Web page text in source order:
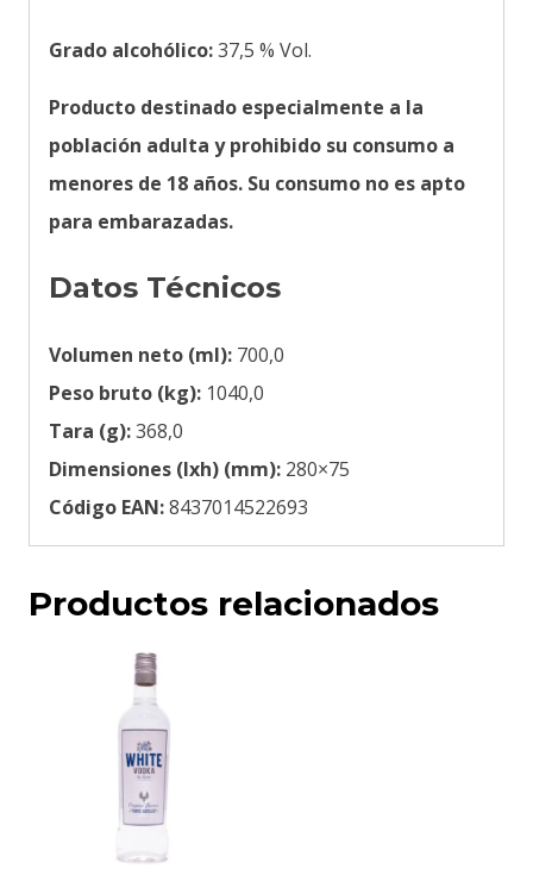
Grado alcohólico:37,5 % Vol.
Producto destinado especialmente a la
población adulta y prohibido su consumo a
menores de 18 años. Su consumo no es apto
para embarazadas.
Datos Técnicos
Volumen neto (ml): 700,0
Peso bruto (kg): 1040,0
Tara (g):368,0
Dimensiones (lxh) (mm): 280×75
Código EAN:8437014522693
Productos relacionados